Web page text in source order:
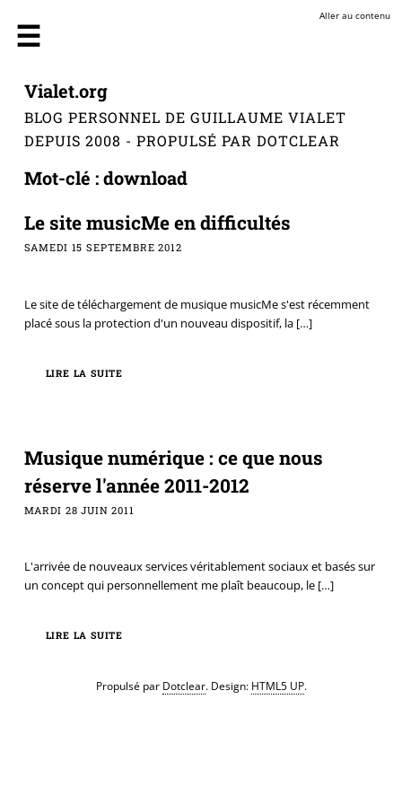
Aller au contenu
Vialet.org
BLOG PERSONNEL DE GUILLAUME VIALET
DEPUIS 2008 - PROPULSÉ PAR DOTCLEAR
Mot-clé : download
Le site musicMe en difficultés
SAMEDI 15 SEPTEMBRE 2012
Le site de téléchargement de musique musicMe s'est récemment
placé sous la protection d'un nouveau dispositif, la[…]
LIRE LA SUITE
Musique numérique : ce que nous
réserve l'année 2011-2012
MARDI 28 JUIN 2011
L'arrivée de nouveaux services véritablement sociaux et basés sur
un concept qui personnellement me plaît beaucoup, le[…]
LIRE LA SUITE
Propulsé par Dotclear. Design: HTML5 UP.